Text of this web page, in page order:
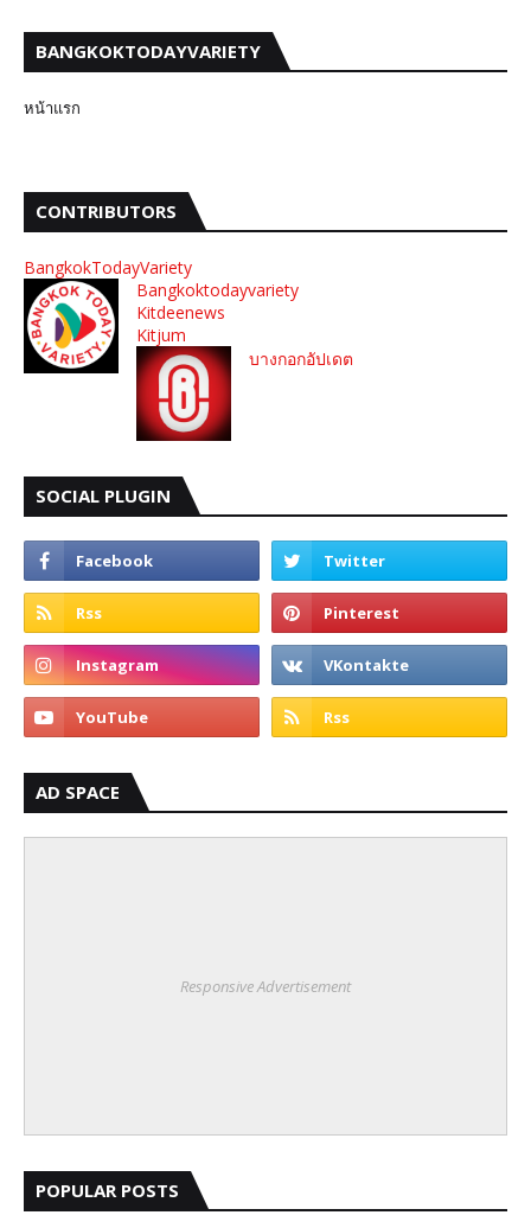
BANGKOKTODAYVARIETY
หน้าแรก
CONTRIBUTORS
BangkokTodayVariety
Bangkoktodayvariety
Kitdeenews
Kitjum
บางกอกอัปเดต
SOCIAL PLUGIN
AD SPACE
Responsive Advertisement
POPULAR POSTS